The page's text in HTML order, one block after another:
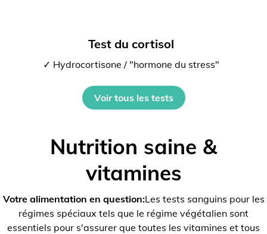
Test du cortisol
✓ Hydrocortisone / "hormone du stress"
Voir tous les tests
Nutrition saine &
vitamines
Votre alimentation en question:Les tests sanguins pour les
régimes spéciaux tels que le régime végétalien sont
essentiels pour s'assurer que toutes les vitamines et tous